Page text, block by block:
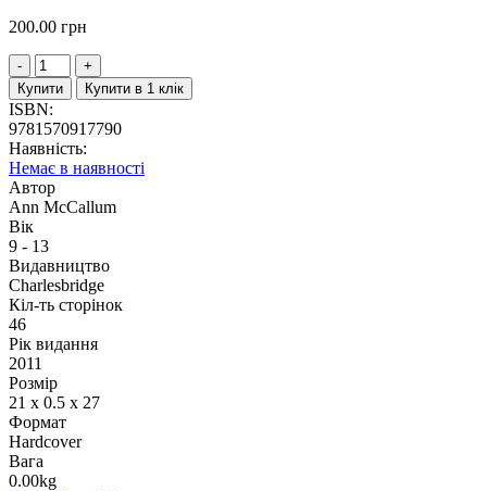
200.00 грн
Купити Купити в 1 клік
ISBN:
9781570917790
Наявність:
Немає в наявності
Автор
Ann McCallum
Вік
9 - 13
Видавництво
Charlesbridge
Кіл-ть сторінок
46
Рік видання
2011
Розмір
21 x 0.5 x 27
Формат
Hardcover
Вага
0.00kg